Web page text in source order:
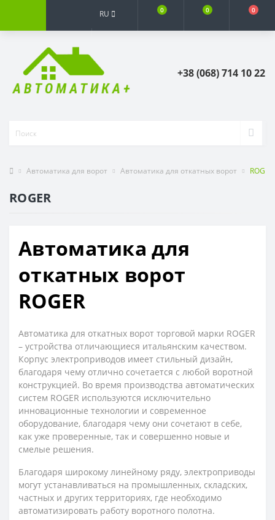
RU 0 0 0
+38 (068) 714 10 22
Автоматика для ворот Автоматика для откатных ворот ROGER
ROGER
Автоматика для
откатных ворот
ROGER
Автоматика для откатных ворот торговой марки ROGER
– устройства отличающиеся итальянским качеством.
Корпус электроприводов имеет стильный дизайн,
благодаря чему отлично сочетается с любой воротной
конструкцией. Во время производства автоматических
систем ROGER используются исключительно
инновационные технологии и современное
оборудование, благодаря чему они сочетают в себе,
как уже проверенные, так и совершенно новые и
смелые решения.
Благодаря широкому линейному ряду, электроприводы
могут устанавливаться на промышленных, складских,
частных и других территориях, где необходимо
автоматизировать работу воротного полотна.